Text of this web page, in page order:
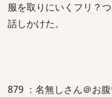
服を取りにいくフリ？
話しかけた。
879 ：名無しさん＠お